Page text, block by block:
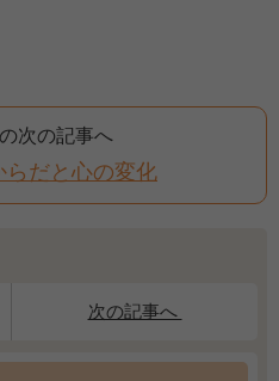
次の記事へ
らだと心の変化
次の記事へ